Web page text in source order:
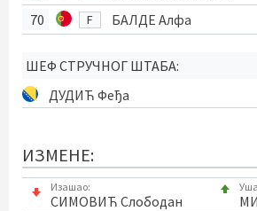
70
F БАЛДЕ Алфа
ШЕФ СТРУЧНОГ ШТАБА:
ДУДИЋ Феђа
ИЗМЕНЕ:
Изашао:
СИМОВИЋ Слободан